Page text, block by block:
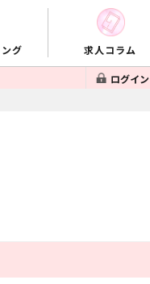
グ 求人コラム
ログイン